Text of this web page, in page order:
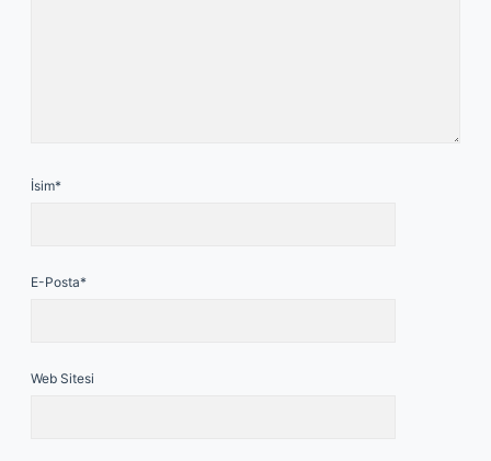
İsim*
E-Posta*
Web Sitesi